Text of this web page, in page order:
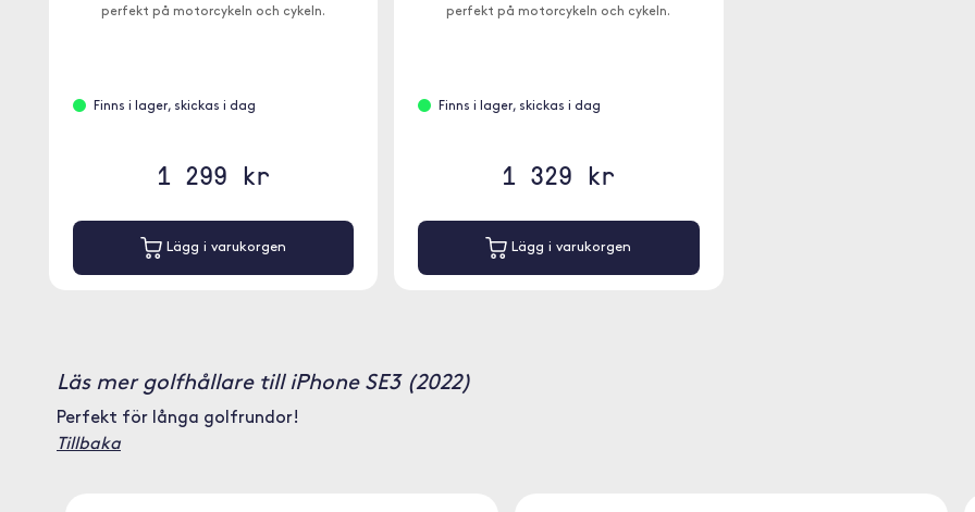
perfekt på motorcykeln och cykeln.
Finns i lager, skickas i dag
1 299 kr
Lägg i varukorgen
perfekt på motorcykeln och cykeln.
Finns i lager, skickas i dag
1 329 kr
Lägg i varukorgen
Läs mer golfhållare till iPhone SE3 (2022)
Perfekt för långa golfrundor!
Tillbaka